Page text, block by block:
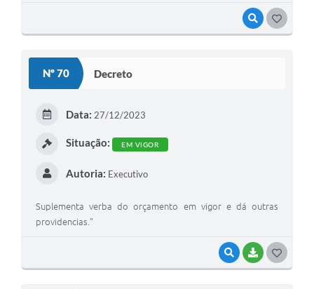
VISUALIZAR
Nº 70 Decreto
VISUALIZAR
BAIXAR
Data: 27/12/2023
Situação: EM VIGOR
Autoria: Executivo
Suplementa verba do orçamento em vigor e dá outras
providencias."